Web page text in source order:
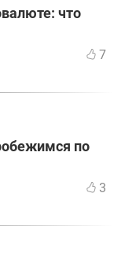
что
7
по
3